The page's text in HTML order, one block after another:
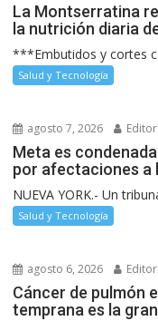
La Montserratina
la nutrición diaria
***Embutidos y cortes
Salud y Tecnología
agosto 7, 2026 Editor
Meta es
por afectaciones a
NUEVA YORK.- Un
Salud y Tecnología
agosto 6, 2026 Editor
Cáncer de pulmón
temprana es la